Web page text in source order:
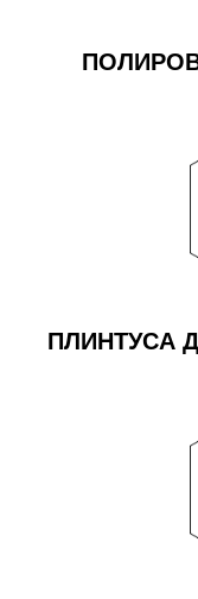
ПЛИНТУСА